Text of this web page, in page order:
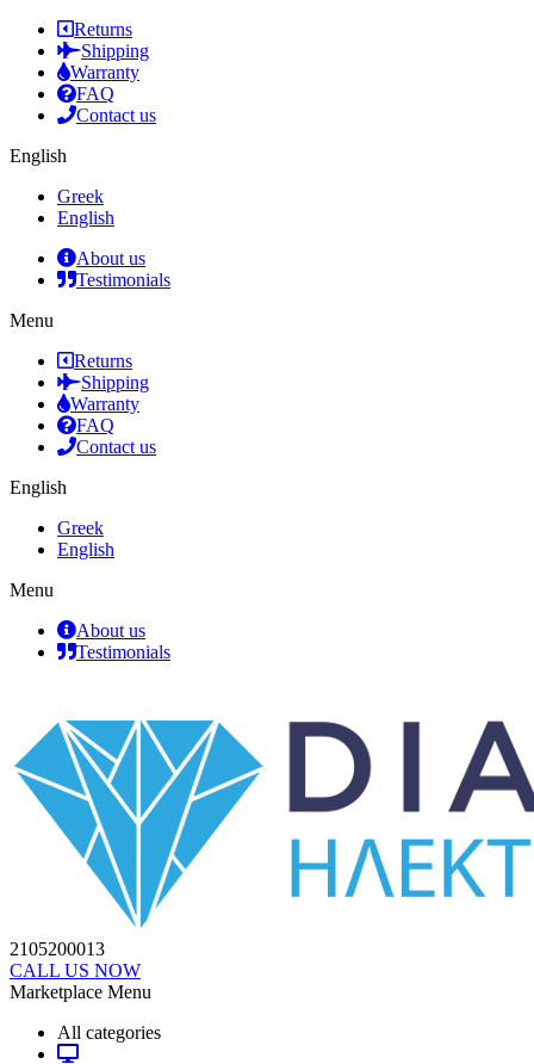
Returns
Shipping
Warranty
FAQ
Contact us
English
Greek
English
About us
Testimonials
Menu
Returns
Shipping
Warranty
FAQ
Contact us
English
Greek
English
Menu
About us
Testimonials
2105200013
CALL US NOW
Marketplace Menu
All categories